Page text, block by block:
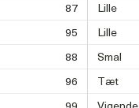
87
Lille
95
Lille
88
Smal
96
Tæt